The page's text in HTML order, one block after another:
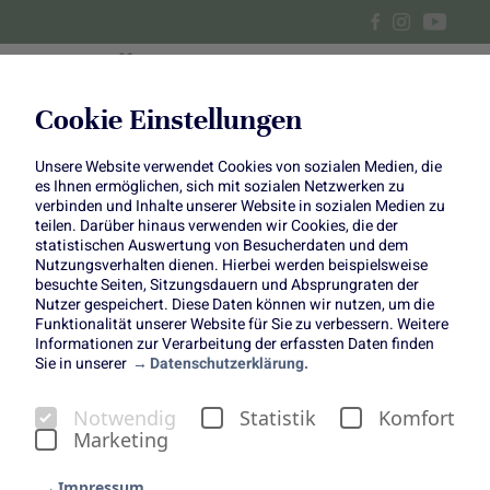
Cookie Einstellungen
Unsere Website verwendet Cookies von sozialen Medien, die
es Ihnen ermöglichen, sich mit sozialen Netzwerken zu
verbinden und Inhalte unserer Website in sozialen Medien zu
teilen. Darüber hinaus verwenden wir Cookies, die der
statistischen Auswertung von Besucherdaten und dem
Nutzungsverhalten dienen. Hierbei werden beispielsweise
besuchte Seiten, Sitzungsdauern und Absprungraten der
Nutzer gespeichert. Diese Daten können wir nutzen, um die
Funktionalität unserer Website für Sie zu verbessern. Weitere
Informationen zur Verarbeitung der erfassten Daten finden
Sie in unserer
Datenschutzerklärung.
Notwendig Statistik
Komfort
Marketing
Der Apfel
Die Erntezeit regionaler Äpfel reicht in Deutschland je
nach Witterung von August bis Oktober. Dass Äpfel aus
Deutschland länger verfügbar sind, liegt an der guten
Im Laufe der Jahre entstanden mehr als 4.500
verschiedene Apfelsorten, deren Geschmack von leicht